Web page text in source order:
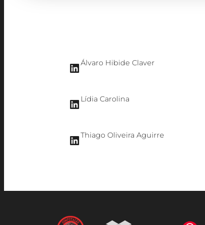
LinkedIn Álvaro Hibide Claver
LinkedIn Lídia Carolina
LinkedIn Thiago Oliveira Aguirre